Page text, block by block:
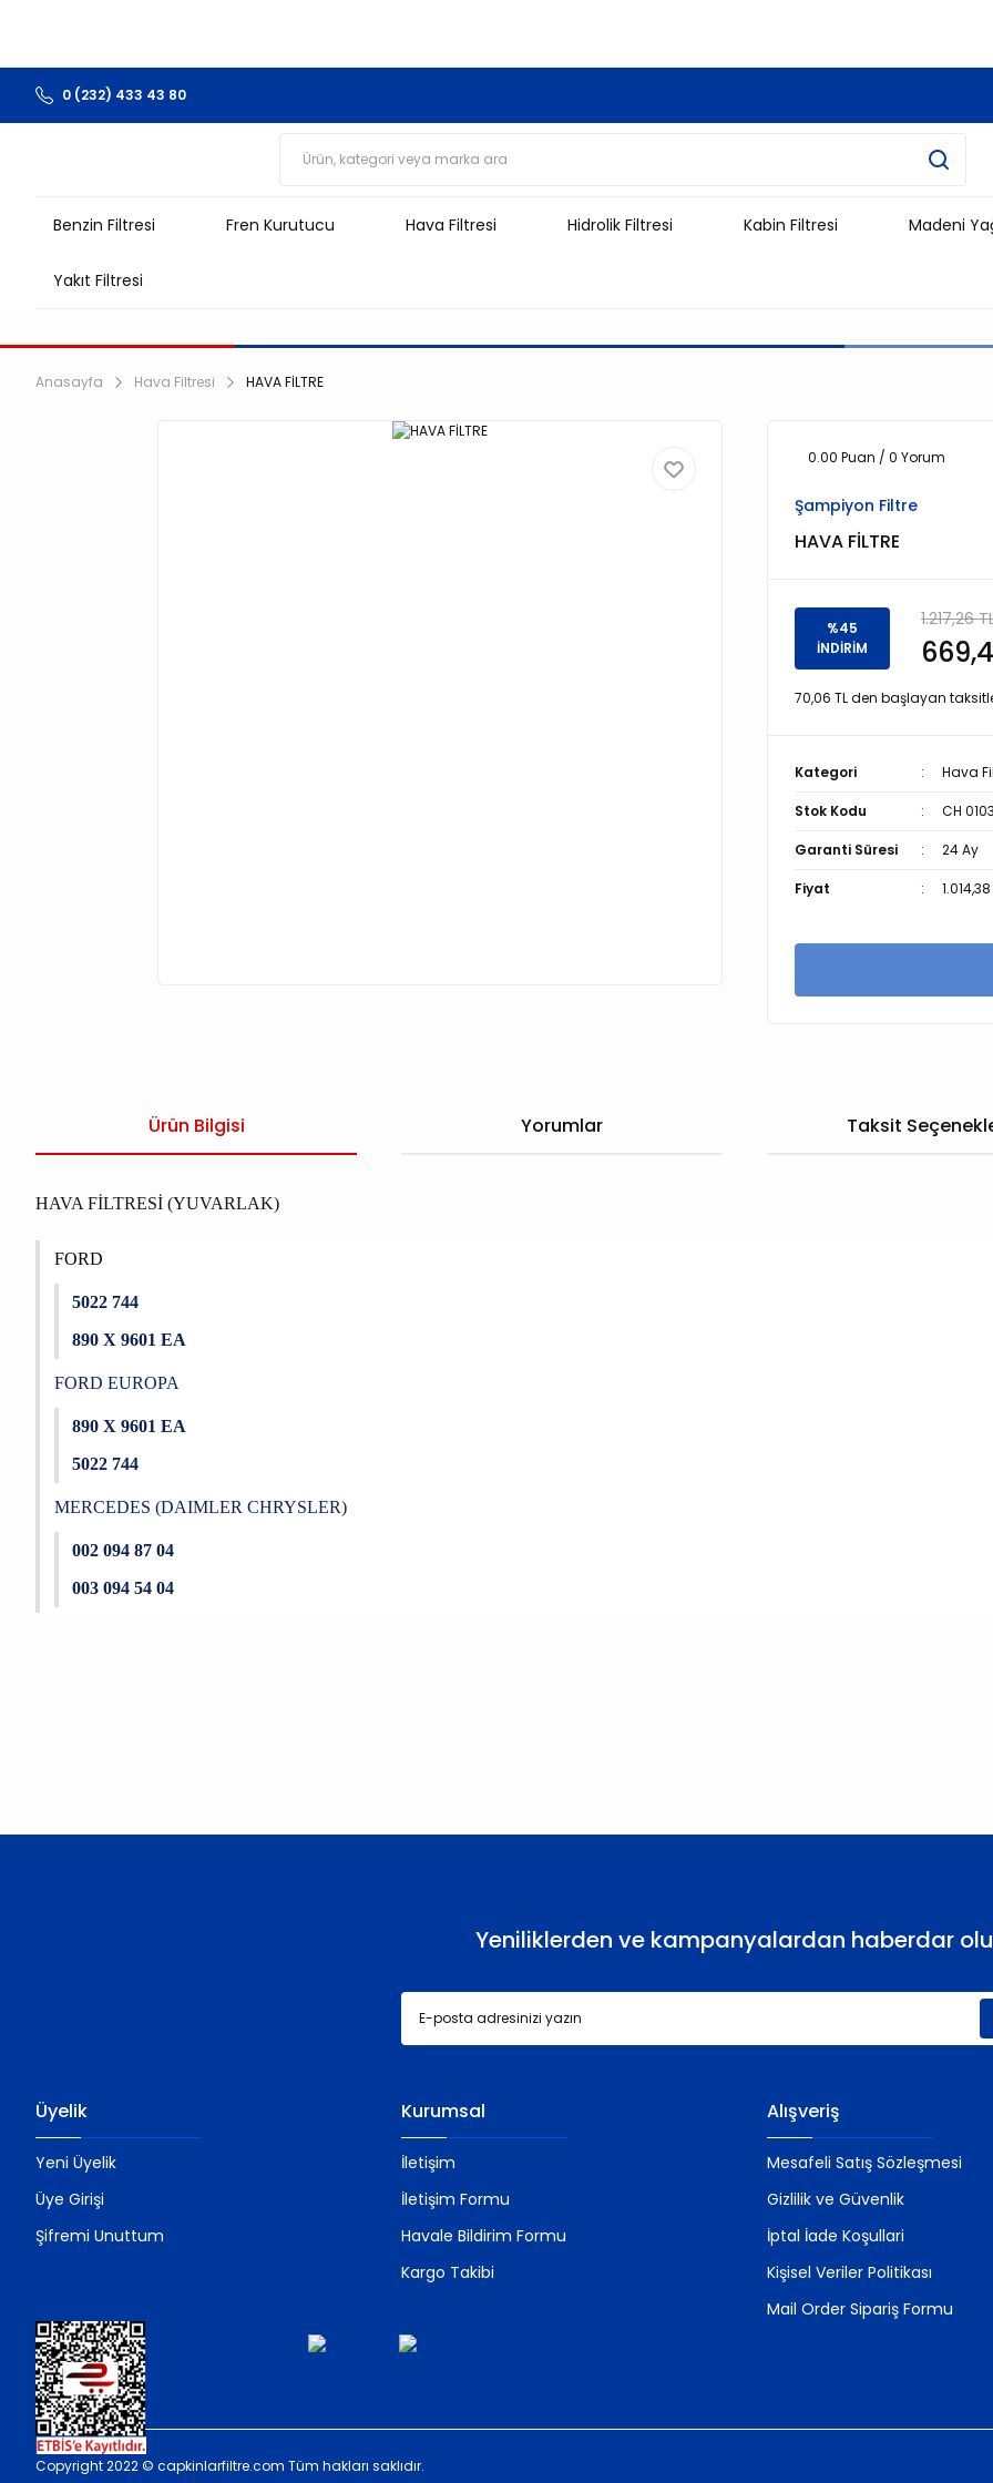
0 (232) 433 43 80
Benzin Filtresi Fren Kurutucu Hava Filtresi Hidrolik Filtresi Kabin Filtresi Madeni
Yakıt Filtresi
Anasayfa Hava Filtresi HAVA FİLTRE
0.00 Puan / 0 Yorum
Şampiyon Filtre
HAVA FİLTRE
%45
İNDİRİM
1.217,26
70,06 TL den başlayan
Kategori Hava
Stok Kodu CH 0103
Garanti Süresi 24 Ay
Fiyat
Ürün Bilgisi Yorumlar Taksit
HAVA FİLTRESİ (YUVARLAK)
FORD
5022 744
890 X 9601 EA
FORD EUROPA
890 X 9601 EA
5022 744
MERCEDES (DAIMLER CHRYSLER)
002 094 87 04
003 094 54 04
Ürün bilgilerinde hatalar bulunuyor.
Gönder
Yeniliklerden ve kampanyalardan haberdar
Üyelik
Yeni Üyelik
Üye Girişi
Şifremi Unuttum
Kurumsal
İletişim
İletişim Formu
Havale Bildirim Formu
Kargo Takibi
Alışveriş
Mesafeli Satış Sözleşmesi
Gizlilik ve Güvenlik
İptal İade Koşullari
Kişisel Veriler Politikası
Mail Order Sipariş Formu
Copyright 2022 © capkinlarfiltre.com Tüm hakları saklıdır.